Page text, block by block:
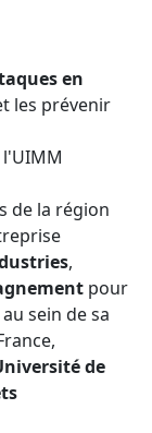
en
les prévenir
de la région
,
pour
sein de sa
de